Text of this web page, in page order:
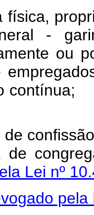
-
ou
confissão
de
Lei nº
pela